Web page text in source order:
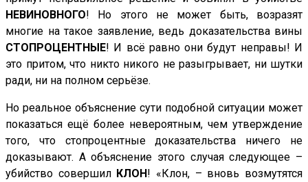
НЕВИНОВНОГО! Но этого не может быть, возразят
многие на такое заявление, ведь доказательства вины
СТОПРОЦЕНТНЫЕ! И всё равно они будут неправы! И
это притом, что никто никого не разыгрывает, ни шутки
ради, ни на полном серьёзе.
Но реальное объяснение сути подобной ситуации может
показаться ещё более невероятным, чем утверждение
того, что стопроцентные доказательства ничего не
доказывают. А объяснение этого случая следующее –
убийство совершил КЛОН! «Клон, – вновь возмутятся